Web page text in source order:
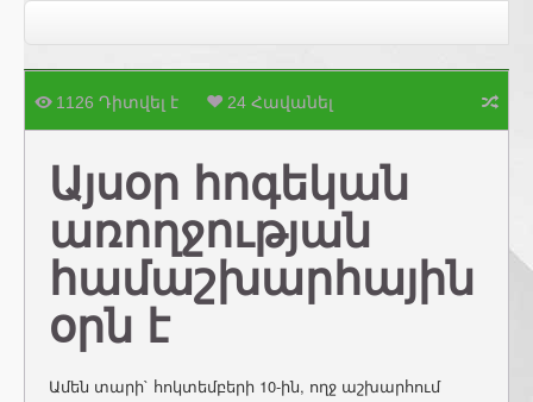
1126 Դիտվել է 24 Հավանել
Այսօր հոգեկան
առողջության
համաշխարհային
օրն է
Ամեն տարի` հոկտեմբերի 10-ին, ողջ աշխարհում